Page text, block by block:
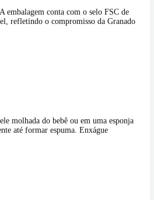
A embalagem conta com o selo FSC de
refletindo o compromisso da Granado
molhada do bebê ou em uma esponja
até formar espuma. Enxágue